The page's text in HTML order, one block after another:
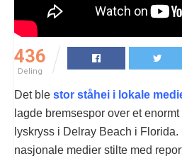
436
Deling
Det ble stor ståhei i lokale
lagde bremsespor over et
lyskryss i Delray Beach i
nasjonale medier stilte med